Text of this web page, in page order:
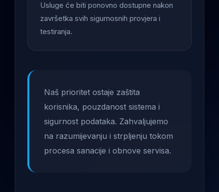
Usluge će biti ponovno dostupne nakon
završetka svih sigurnosnih provjera i
testiranja.
Naš prioritet ostaje zaštita
korisnika, pouzdanost sistema i
sigurnost podataka. Zahvaljujemo
na razumijevanju i strpljenju tokom
procesa sanacije i obnove servisa.